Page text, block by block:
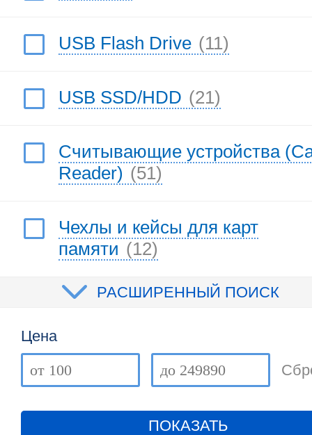
USB Flash Drive (11)
USB SSD/HDD (21)
Считывающие устройства
Reader) (51)
Чехлы и кейсы для карт
памяти (12)
РАСШИРЕННЫЙ ПОИСК
Цена
ПОКАЗАТЬ